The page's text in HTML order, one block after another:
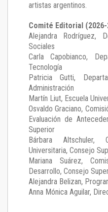
artistas argentinos.
Comité Editorial (2026-
Alejandra Rodríguez,
Sociales
Carla Capobianco,
Tecnología
Patricia Gutti,
Administración
Martín Liut, Escuela
Osvaldo Graciano,
Evaluación de
Superior
Bárbara Altschuler,
Universitaria, Consejo
Mariana Suárez,
Desarrollo, Consejo
Alejandra Belizan,
Anna Mónica Aguilar,